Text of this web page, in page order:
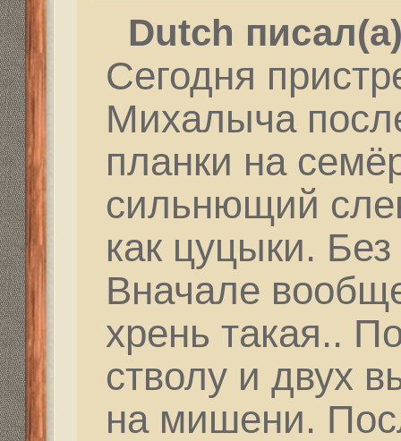
А вначале очень не
может быть и три
одно место. Голову
Re: Как и где купить
Дальнобойное-
partizan» 24 фев 2021,
Привет Миш.
могли понять, как
прилетают. Ты порой
терпеливым и
сейчас достичь